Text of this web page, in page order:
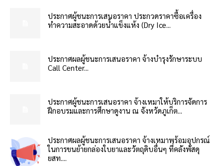
ประกาศผู้ชนะการเสนอราคา ประกวดราคาซื้อเครื่อง
ทำความสะอาดด้วยน้ำแข็งแห้ง (Dry Ice...
ประกาศผลผู้ชนะการเสนอราคา จ้างบำรุงรักษาระบบ
Call Center...
ประกาศผู้ชนะการเสนอราคา จ้างเหมาให้บริการจัดการ
ฝึกอบรมและการศึกษาดูงาน ณ จังหวัดภูเก็ต...
ประกาศผลผู้ชนะการเสนอราคา จ้างเหมาพร้อมอุปกรณ์
ในการขนย้ายกล่องใบยาและวัตถุดิบอื่นๆ ที่คลังพัสดุ
ยสท....